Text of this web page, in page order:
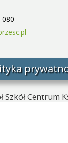
080
Szkół Centrum